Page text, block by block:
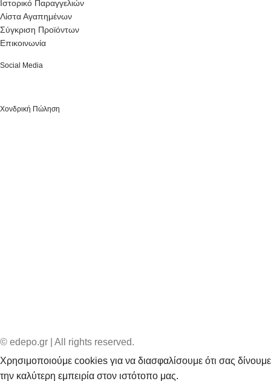
Ιστορικό Παραγγελιών
Λίστα Αγαπημένων
Σύγκριση Προϊόντων
Επικοινωνία
Social Media
Χονδρική Πώληση
© edepo.gr | All rights reserved.
Χρησιμοποιούμε cookies για να διασφαλίσουμε ότι σας δίνουμε
την καλύτερη εμπειρία στον ιστότοπο μας.